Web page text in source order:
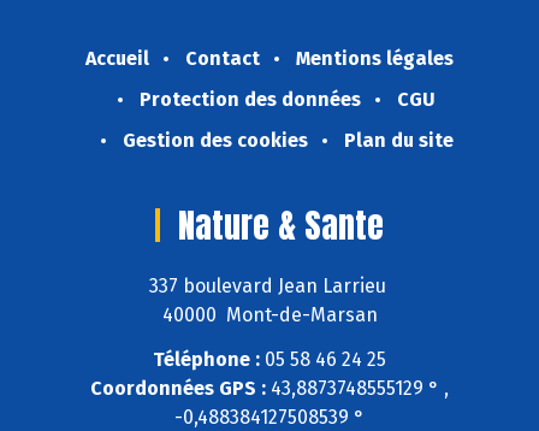
Accueil Contact
Mentions légales
Protection des données
CGU
Gestion des cookies
Plan du site
Nature & Sante
337 boulevard Jean Larrieu
40000 Mont-de-Marsan
Téléphone : 05 58 46 24 25
Coordonnées GPS : 43,8873748555129 ° ,
-0,488384127508539 °